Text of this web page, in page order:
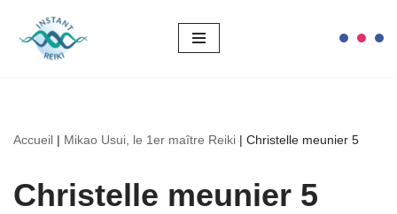
Aller
Accueil | Mikao Usui, le 1er maître Reiki | Christelle meunier 5
Christelle meunier 5